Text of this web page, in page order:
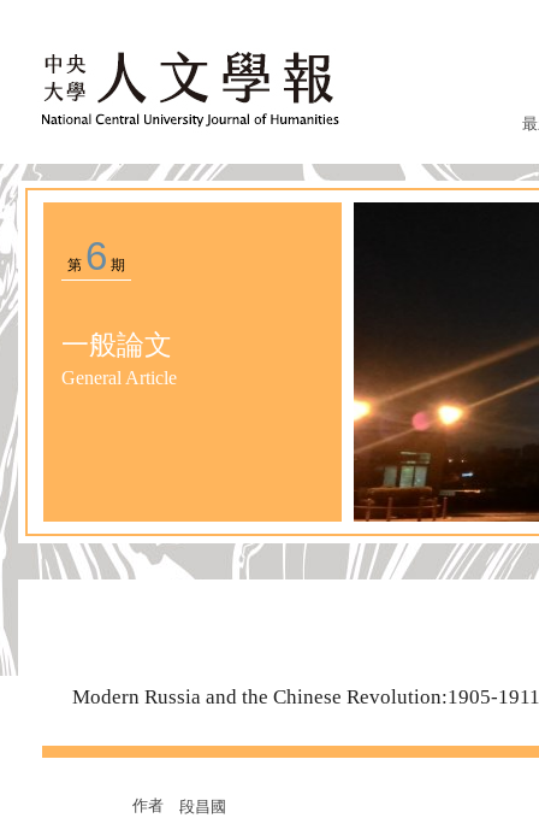
第 6期
一般論文
General Article
Modern Russia and the Chinese Revolution:1905-1911
作者
段昌國